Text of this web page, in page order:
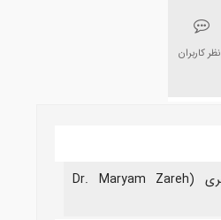
نظر کاربران
دکتر مریم زارع خفری (Dr. Maryam Zareh